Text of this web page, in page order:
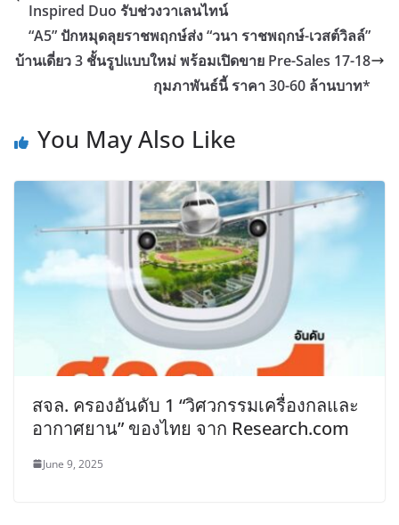
Inspired Duo รับช่วงวาเลนไทน์
“A5” ปักหมุดลุยราชพฤกษ์ส่ง “วนา ราชพฤกษ์-เวสต์วิลล์”
บ้านเดี่ยว 3 ชั้นรูปแบบใหม่ พร้อมเปิดขาย Pre-Sales 17-18
กุมภาพันธ์นี้ ราคา 30-60 ล้านบาท*
You May Also Like
สจล. ครองอันดับ 1 “วิศวกรรมเครื่องกลและ
อากาศยาน” ของไทย จาก Research.com
June 9, 2025